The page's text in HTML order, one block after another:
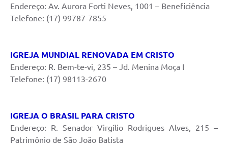
Endereço: Av. Aurora Forti Neves, 1001 – Beneficiência
Telefone: (17) 99787-7855
IGREJA MUNDIAL RENOVADA EM CRISTO
Endereço: R. Bem-te-vi, 235 – Jd. Menina Moça I
Telefone: (17) 98113-2670
IGREJA O BRASIL PARA CRISTO
Endereço: R. Senador Virgílio Rodrigues Alves, 215 –
Patrimônio de São João Batista